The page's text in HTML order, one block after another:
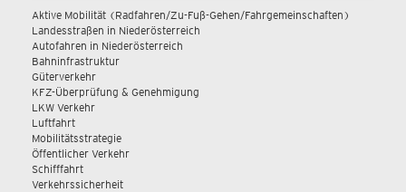
Aktive Mobilität (Radfahren/Zu-Fuß-Gehen/Fahrgemeinschaften)
Landesstraßen in Niederösterreich
Autofahren in Niederösterreich
Bahninfrastruktur
Güterverkehr
KFZ-Überprüfung & Genehmigung
LKW Verkehr
Luftfahrt
Mobilitätsstrategie
Öffentlicher Verkehr
Schifffahrt
Verkehrssicherheit